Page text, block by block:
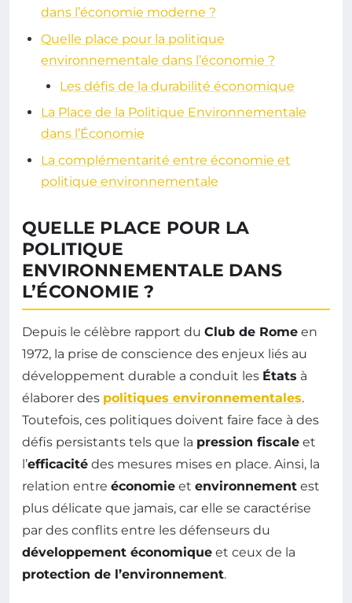
dans l’économie moderne ?
Quelle place pour la politique
environnementale dans l’économie ?
Les défis de la durabilité économique
La Place de la Politique Environnementale
dans l’Économie
La complémentarité entre économie et
politique environnementale
QUELLE PLACE POUR LA
POLITIQUE
ENVIRONNEMENTALE DANS
L’ÉCONOMIE ?
Depuis le célèbre rapport du Club de Rome en
1972, la prise de conscience des enjeux liés au
développement durable a conduit les États à
élaborer des politiques environnementales.
Toutefois, ces politiques doivent faire face à des
défis persistants tels que la pression fiscale et
l’efficacité des mesures mises en place. Ainsi, la
relation entre économie et environnement est
plus délicate que jamais, car elle se caractérise
par des conflits entre les défenseurs du
développement économique et ceux de la
protection de l’environnement.